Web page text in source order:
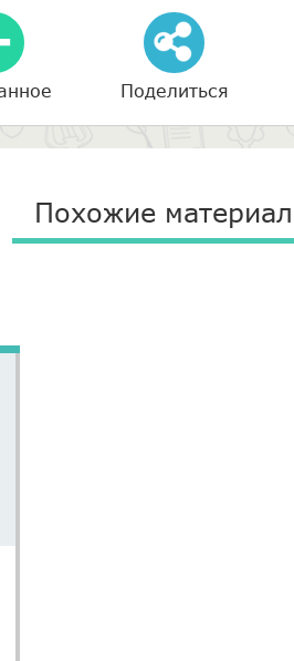
Поделиться
Похожие